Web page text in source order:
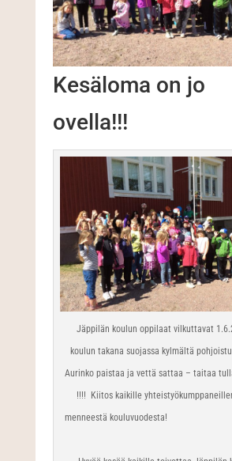
Kesäloma on jo
ovella!!!
Jäppilän koulun oppilaat vilkuttavat
koulun takana suojassa kylmältä
Aurinko paistaa ja vettä sattaa – taitaa
!!!! Kiitos kaikille
menneestä